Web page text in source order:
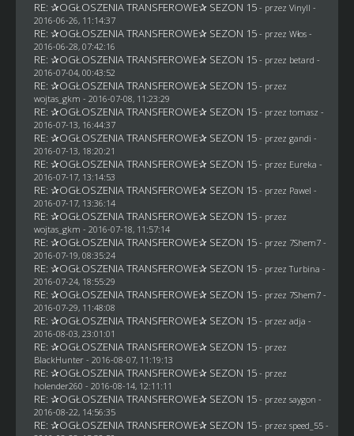
RE: ✰OGŁOSZENIA TRANSFEROWE✰ SEZON 15 - przez Vinyll -
2016-06-26, 11:14:37
RE: ✰OGŁOSZENIA TRANSFEROWE✰ SEZON 15 - przez Włos-
2016-06-28, 07:42:16
RE: ✰OGŁOSZENIA TRANSFEROWE✰ SEZON 15 - przez betard -
2016-07-04, 00:43:52
RE: ✰OGŁOSZENIA TRANSFEROWE✰ SEZON 15 - przez
wojtas_gkm - 2016-07-08, 11:23:29
RE: ✰OGŁOSZENIA TRANSFEROWE✰ SEZON 15 - przez tomasz -
2016-07-13, 16:44:37
RE: ✰OGŁOSZENIA TRANSFEROWE✰ SEZON 15 - przez gandi -
2016-07-13, 18:20:21
RE: ✰OGŁOSZENIA TRANSFEROWE✰ SEZON 15 - przez Eureka -
2016-07-17, 13:14:53
RE: ✰OGŁOSZENIA TRANSFEROWE✰ SEZON 15 - przez Pawel -
2016-07-17, 13:36:14
RE: ✰OGŁOSZENIA TRANSFEROWE✰ SEZON 15 - przez
wojtas_gkm - 2016-07-18, 11:57:14
RE: ✰OGŁOSZENIA TRANSFEROWE✰ SEZON 15 - przez 7Shem7-
2016-07-19, 08:35:24
RE: ✰OGŁOSZENIA TRANSFEROWE✰ SEZON 15 - przez Turbina -
2016-07-24, 18:55:29
RE: ✰OGŁOSZENIA TRANSFEROWE✰ SEZON 15 - przez 7Shem7-
2016-07-29, 11:48:08
RE: ✰OGŁOSZENIA TRANSFEROWE✰ SEZON 15 - przez adja -
2016-08-03, 23:01:01
RE: ✰OGŁOSZENIA TRANSFEROWE✰ SEZON 15 - przez
BlackHunter- 2016-08-07, 11:19:13
RE: ✰OGŁOSZENIA TRANSFEROWE✰ SEZON 15 - przez
holender260 - 2016-08-14, 12:11:11
RE: ✰OGŁOSZENIA TRANSFEROWE✰ SEZON 15 - przez saygon -
2016-08-22, 14:56:35
RE: ✰OGŁOSZENIA TRANSFEROWE✰ SEZON 15 - przez speed_55 -